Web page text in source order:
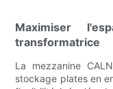
Maximiser
transformatrice
La mezzanine
stockage plates en